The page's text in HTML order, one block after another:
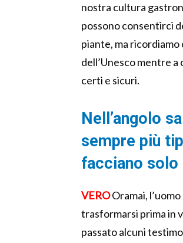
nostra cultura
possono consentirci
piante, ma
dell’Unesco mentre
certi e sicuri.
Nell’angolo
sempre più
facciano solo
VEROOramai,
trasformarsi prima in
passato alcuni